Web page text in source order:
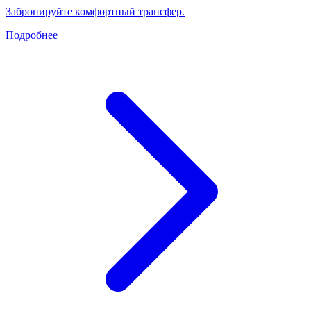
Забронируйте комфортный трансфер.
Подробнее